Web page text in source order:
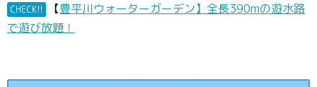
CHECK!! 【豊平川ウォーターガーデン】全長390mの遊水路
で遊び放題！